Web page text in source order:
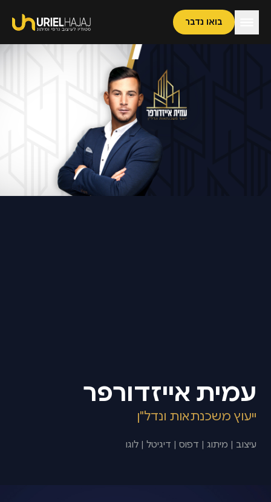
בואו נדבר
עמית אייזדורפר
ייעוץ משכנתאות ונדל"ן
עיצוב | מיתוג | דפוס | דיגיטל | לוגו